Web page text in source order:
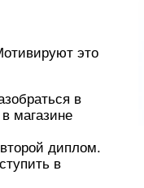
это
в
магазине
диплом.
в